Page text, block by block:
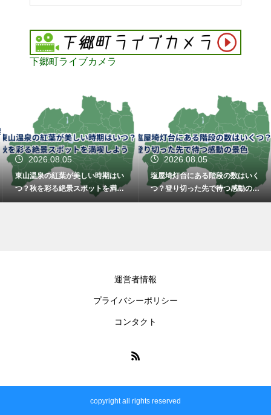
下郷町ライブカメラ
2026.08.05
東山温泉の紅葉が美しい時期はい
つ？秋を彩る絶景スポットを満喫
しよう
2026.08.05
塩屋埼灯台にある階段の数はいく
つ？登り切った先で待つ感動の景
色
運営者情報
プライバシーポリシー
コンタクト
copyright all rights reserved